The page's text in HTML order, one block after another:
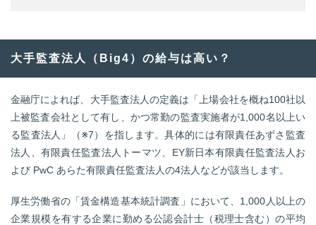
大手監査法人（Big4）の給与は高い？
金融庁によれば、大手監査法人の定義は「上場会社を概ね100社以
上被監査会社として有し、かつ常勤の監査実施者が1,000名以上い
る監査法人」（※7）を指します。具体的には有限責任あずさ監査
法人、有限責任監査法人トーマツ、EY新日本有限責任監査法人お
よび PwC あらた有限責任監査法人の4法人などが該当します。
厚生労働省の「賃金構造基本統計調査」において、1,000人以上の
企業規模を有する企業に勤める公認会計士（税理士含む）の平均